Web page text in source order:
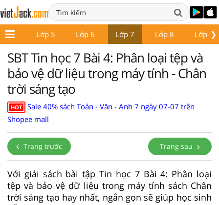
❯
4 Lớp 5 Lớp 6 Lớp 7 Lớp 8 Lớp 9
SBT Tin học 7 Bài 4: Phân loại tệp và
bảo vệ dữ liệu trong máy tính - Chân
trời sáng tạo
HOT
Sale 40% sách Toán - Văn - Anh 7 ngày 07-07 trên
Shopee mall
Trang trước Trang sau
Với giải sách bài tập Tin học 7 Bài 4: Phân loại
tệp và bảo vệ dữ liệu trong máy tính sách Chân
trời sáng tạo hay nhất, ngắn gọn sẽ giúp học sinh